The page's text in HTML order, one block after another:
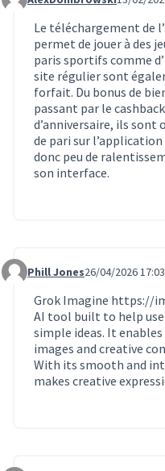
Commentaire 2138
Le téléchargement de
permet de jouer à des
paris sportifs comme
site régulier sont
forfait. Du bonus de
passant par le
d’anniversaire, ils sont
de pari sur
donc peu de
son interface.
Commentaire 2274
Phill Jones26/04/2026 17:03
Grok Imagine https://
AI tool built to help
simple ideas. It
images and creative
With its smooth and
makes creative